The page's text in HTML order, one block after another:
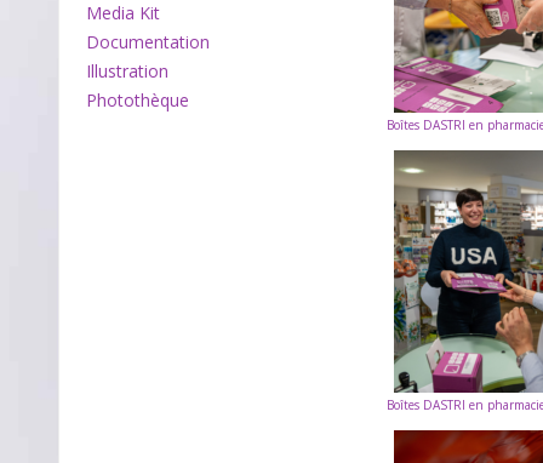
Media Kit
Documentation
Illustration
Photothèque
Boîtes DASTRI en
Boîtes DASTRI en